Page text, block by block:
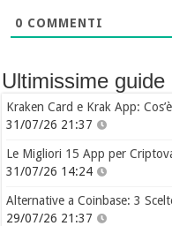
0 COMMENTI
Ultimissime
Kraken Card e Krak App:
31/07/26 21:37
Le Migliori 15 App per
31/07/26 14:24
Alternative a Coinbase: 3
29/07/26 21:37